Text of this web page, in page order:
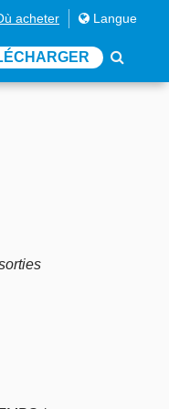
acheter Langue